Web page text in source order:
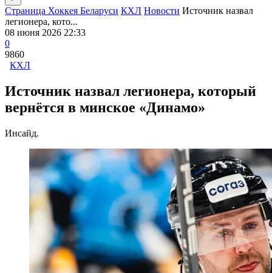
Страница Хоккея Беларуси КХЛ Новости Источник назвал
легионера, кото...
08 июня 2026 22:33
0
9860
КХЛ
Источник назвал легионера, который
вернётся в минское «Динамо»
Инсайд.